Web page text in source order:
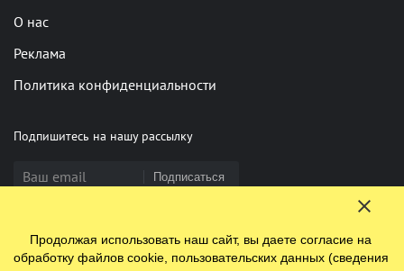
О нас
Реклама
Политика конфиденциальности
Подпишитесь на нашу рассылку
Подписаться
Нашли опечатку? Выделите фрагмент и нажмите Ctrl+Enter
Продолжая использовать наш сайт, вы даете согласие на
обработку файлов cookie, пользовательских данных (сведения